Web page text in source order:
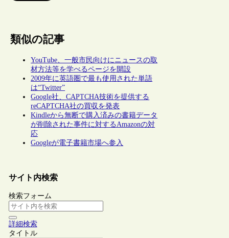
類似の記事
YouTube、一般市民向けにニュースの取
材方法等を学べるページを開設
2009年に英語圏で最も使用された単語
は“Twitter”
Google社、CAPTCHA技術を提供する
reCAPTCHA社の買収を発表
Kindleから無断で購入済みの書籍データ
が削除された事件に対するAmazonの対
応
Googleが電子書籍市場へ参入
サイト内検索
検索フォーム
詳細検索
タイトル